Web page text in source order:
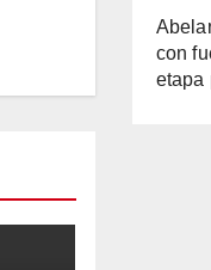
con
etapa